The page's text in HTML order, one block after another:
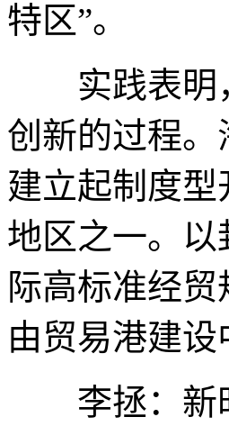
特区”。
实践表明，
创新的过程。
建立起制度
地区之一。
际高标准经
由贸易港建
李拯：新时